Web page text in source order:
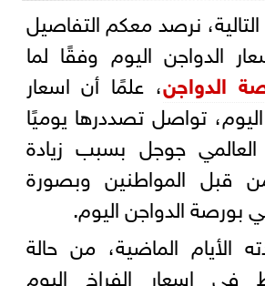
نرصد معكم التفاصيل
الدواجن اليوم وفقًا لما
الدواجن، علمًا أن اسعار
اليوم، تواصل تصددرها يوميًا
جوجل بسبب زيادة
قبل المواطنين وبصورة
الدواجن اليوم.
الأيام الماضية، من حالة
اسعار الفراخ اليوم